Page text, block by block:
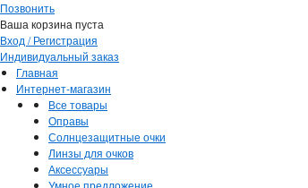
Позвонить
Ваша корзина пуста
Вход / Регистрация
Индивидуальный заказ
Главная
Интернет-магазин
Все товары
Оправы
Солнцезащитные очки
Линзы для очков
Аксессуары
Умное предложение